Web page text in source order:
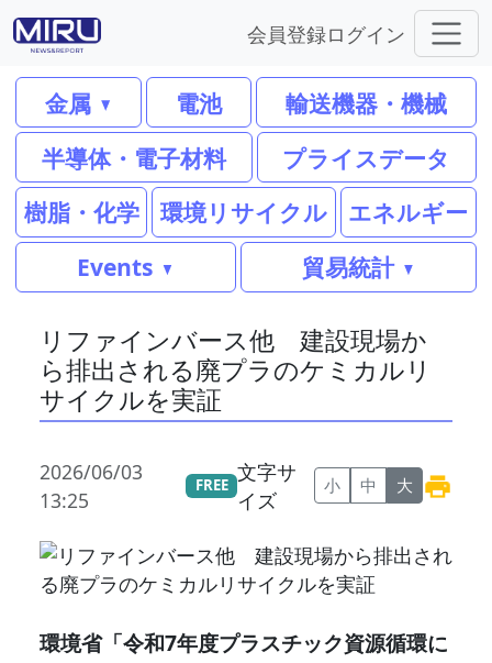
会員登録ログイン
金属 電池
輸送機器・機械
半導体・電子材料
プライスデータ
樹脂・化学
環境リサイクル
エネルギー
Events
貿易統計
リファインバース他 建設現場か
ら排出される廃プラのケミカルリ
サイクルを実証
2026/06/03
13:25
FREE
文字サ
イズ
小 中 大
環境省「令和7年度プラスチック資源循環に